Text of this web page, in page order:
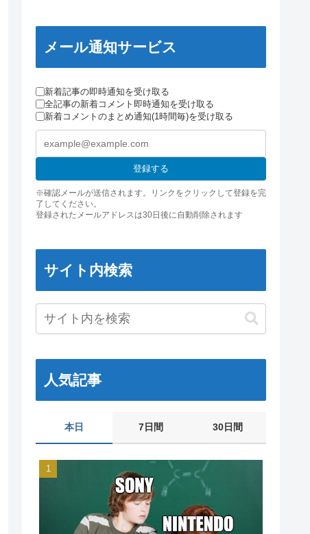
メール通知サービス
新着記事の即時通知を受け取る
全記事の新着コメント即時通知を受け取る
新着コメントのまとめ通知(1時間毎)を受け取る
登録する
※確認メールが送信されます。リンクをクリックして登録を完
了してください。
登録されたメールアドレスは30日後に自動削除されます
サイト内検索
人気記事
本日 7日間 30日間